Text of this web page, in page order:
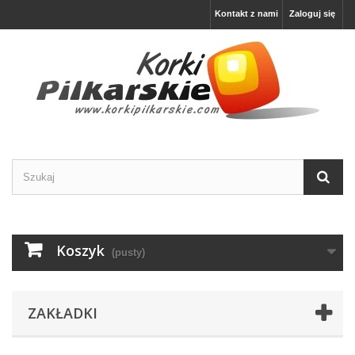
Zaloguj się
Kontakt z nami
Koszyk (pusty)
ZAKŁADKI